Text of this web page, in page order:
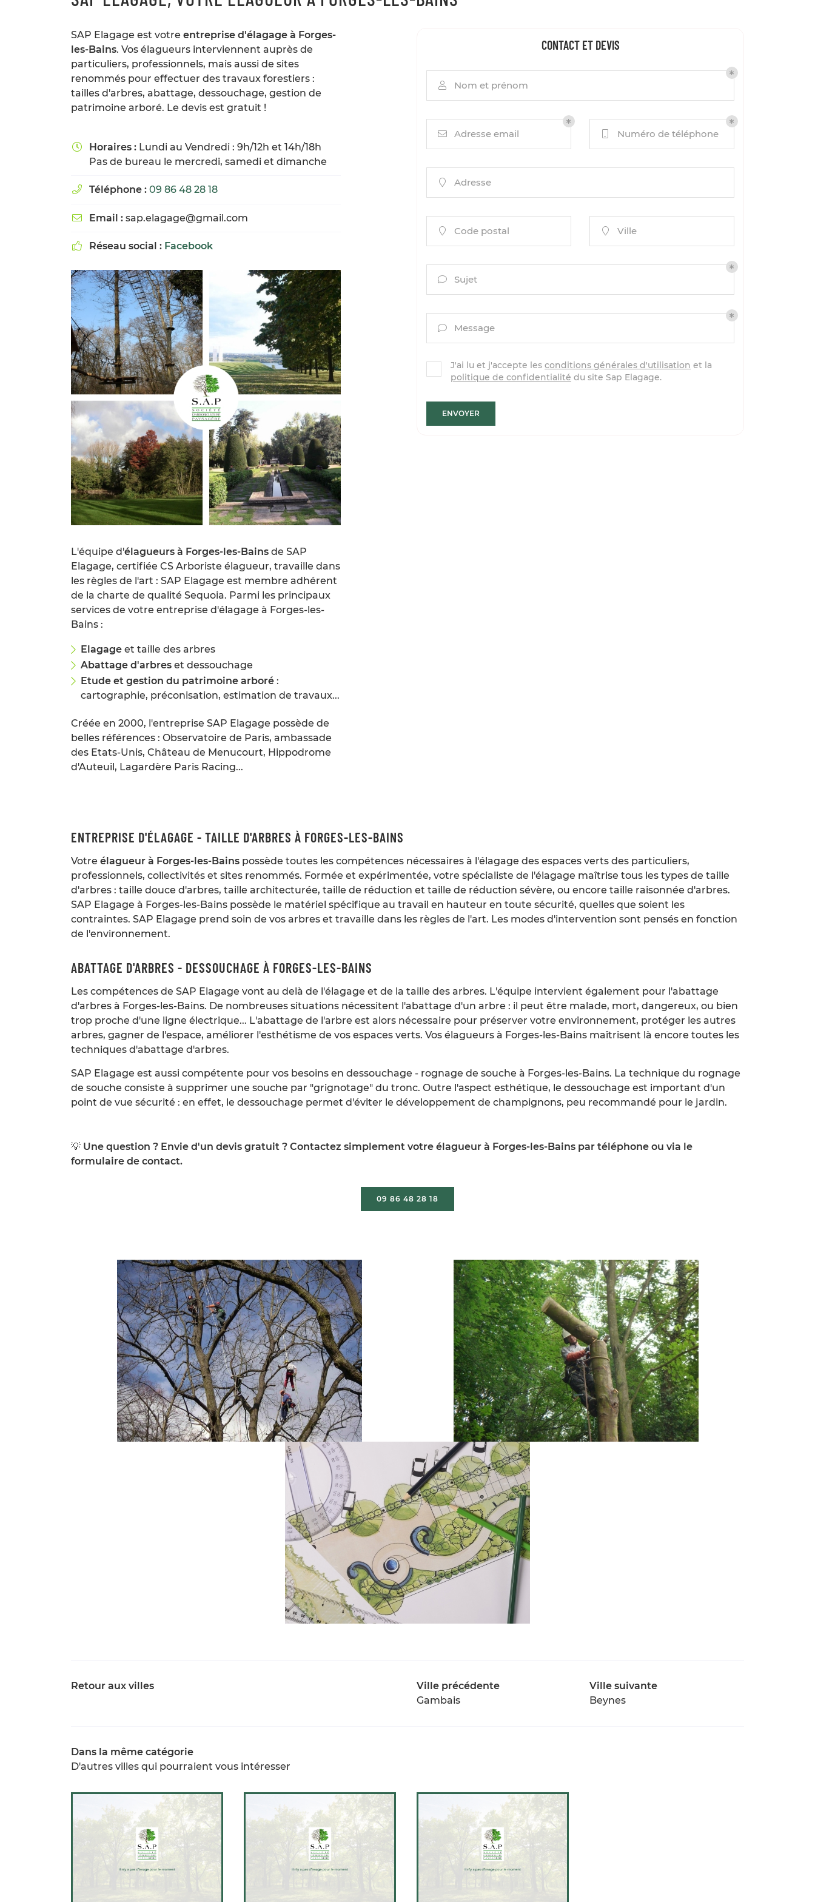
commerciales à l'adresse email indiqué ci-dessus. Vous pouvez vous
SAP Elagage est votre entreprise d'élagage à Forges-
les-Bains. Vos élagueurs interviennent auprès de
particuliers, professionnels, mais aussi de sites
renommés pour effectuer des travaux forestiers :
tailles d'arbres, abattage, dessouchage, gestion de
patrimoine arboré. Le devis est gratuit !
 Horaires : Lundi au Vendredi : 9h/12h et 14h/18h
Pas de bureau le mercredi, samedi et dimanche
 Téléphone : 09 86 48 28 18
 Email : sap.elagage@gmail.com
 Réseau social : Facebook
L'équipe d'élagueurs à Forges-les-Bains de SAP
Elagage, certifiée CS Arboriste élagueur, travaille dans
les règles de l'art : SAP Elagage est membre adhérent
de la charte de qualité Sequoia. Parmi les principaux
services de votre entreprise d'élagage à Forges-les-
Bains :
Elagage et taille des arbres
Abattage d'arbres et dessouchage
Etude et gestion du patrimoine arboré :
cartographie, préconisation, estimation de travaux...
Créée en 2000, l'entreprise SAP Elagage possède de
belles références : Observatoire de Paris, ambassade
des Etats-Unis, Château de Menucourt, Hippodrome
d'Auteuil, Lagardère Paris Racing...
CONTACT ET DEVIS
 Nom et prénom
 Adresse email Numéro de téléphone
 Adresse
 Code postal  Ville
 Sujet
 Message
J'ai lu et j'accepte les conditions générales d'utilisation et la
politique de confidentialité du site Sap Elagage.
ENVOYER
ENTREPRISE D'ÉLAGAGE - TAILLE D'ARBRES À FORGES-LES-BAINS
Votre élagueur à Forges-les-Bains possède toutes les compétences nécessaires à l'élagage des espaces verts des particuliers,
professionnels, collectivités et sites renommés. Formée et expérimentée, votre spécialiste de l'élagage maîtrise tous les types de taille
d'arbres : taille douce d'arbres, taille architecturée, taille de réduction et taille de réduction sévère, ou encore taille raisonnée d'arbres.
SAP Elagage à Forges-les-Bains possède le matériel spécifique au travail en hauteur en toute sécurité, quelles que soient les
contraintes. SAP Elagage prend soin de vos arbres et travaille dans les règles de l'art. Les modes d'intervention sont pensés en fonction
de l'environnement.
ABATTAGE D'ARBRES - DESSOUCHAGE À FORGES-LES-BAINS
Les compétences de SAP Elagage vont au delà de l'élagage et de la taille des arbres. L'équipe intervient également pour l'abattage
d'arbres à Forges-les-Bains. De nombreuses situations nécessitent l'abattage d'un arbre : il peut être malade, mort, dangereux, ou bien
trop proche d'une ligne électrique... L'abattage de l'arbre est alors nécessaire pour préserver votre environnement, protéger les autres
arbres, gagner de l'espace, améliorer l'esthétisme de vos espaces verts. Vos élagueurs à Forges-les-Bains maîtrisent là encore toutes les
techniques d'abattage d'arbres.
SAP Elagage est aussi compétente pour vos besoins en dessouchage - rognage de souche à Forges-les-Bains. La technique du rognage
de souche consiste à supprimer une souche par "grignotage" du tronc. Outre l'aspect esthétique, le dessouchage est important d'un
point de vue sécurité : en effet, le dessouchage permet d'éviter le développement de champignons, peu recommandé pour le jardin.
💡 Une question ? Envie d'un devis gratuit ? Contactez simplement votre élagueur à Forges-les-Bains par téléphone ou via le
formulaire de contact.
09 86 48 28 18
Retour aux villes
Ville précédente
Gambais
Ville suivante
Beynes
Dans la même catégorie
D'autres villes qui pourraient vous intéresser